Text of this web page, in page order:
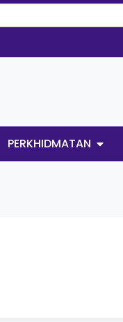
PERKHIDMATAN